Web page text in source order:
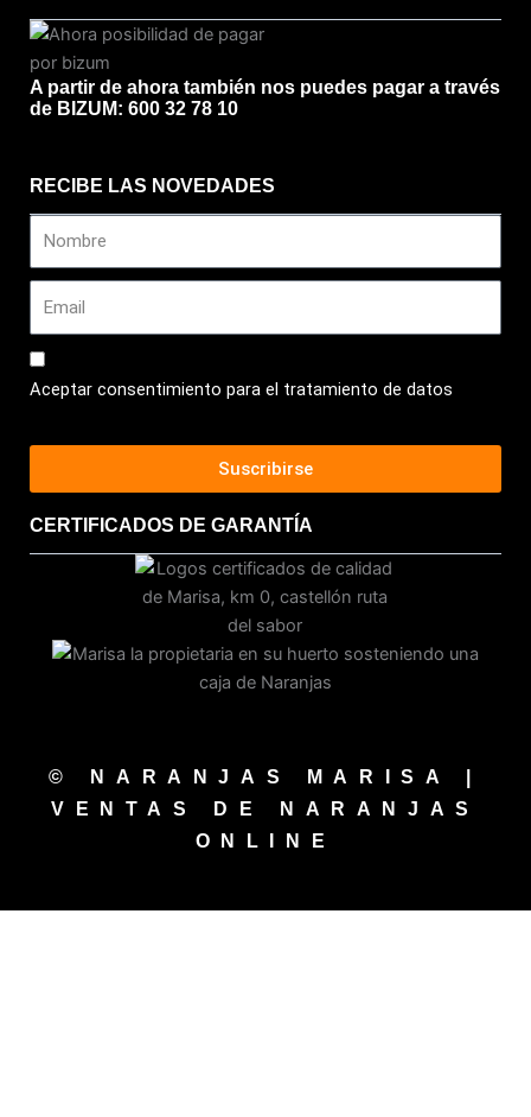
A partir de ahora también nos puedes pagar a través
de BIZUM: 600 32 78 10
RECIBE LAS NOVEDADES
Aceptar consentimiento para el tratamiento de datos
Suscribirse
CERTIFICADOS DE GARANTÍA
© NARANJAS MARISA |
VENTAS DE NARANJAS
ONLINE